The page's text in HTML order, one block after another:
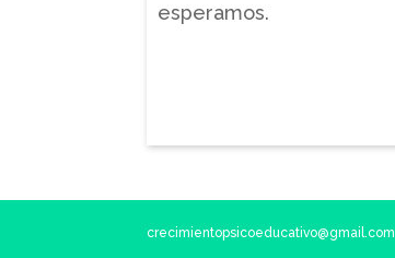
esperamos.
crecimientopsicoeducativo@gmail.com